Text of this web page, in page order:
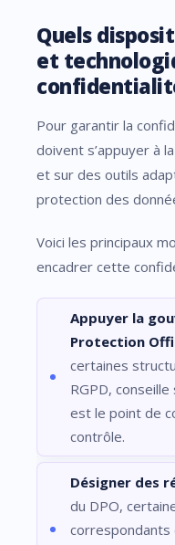
Quels
et
Pour garantir la
doivent s’appuyer à
et sur des outils
protection des
Voici les principaux
encadrer cette
Appuyer la
Protection
certaines
RGPD,
est le point de
contrôle.
Désigner des
du DPO,
correspondants